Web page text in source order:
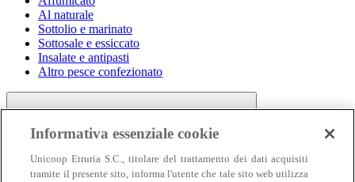
Al naturale
Sottolio e marinato
Sottosale e essiccato
Insalate e antipasti
Altro pesce confezionato
Informativa essenziale cookie
Unicoop Etruria S.C., titolare del trattamento dei dati acquisiti
tramite il presente sito, informa l'utente che tale sito web utilizza